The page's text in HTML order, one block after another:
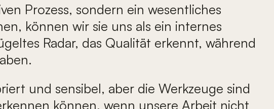
Prozess, sondern ein wesentliches
können wir sie uns als ein internes
Radar, das Qualität erkennt, während
und sensibel, aber die Werkzeuge sind
können, wenn unsere Arbeit nicht